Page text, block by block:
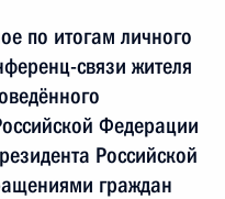
по итогам личного
связи жителя
Федерации
Российской
граждан